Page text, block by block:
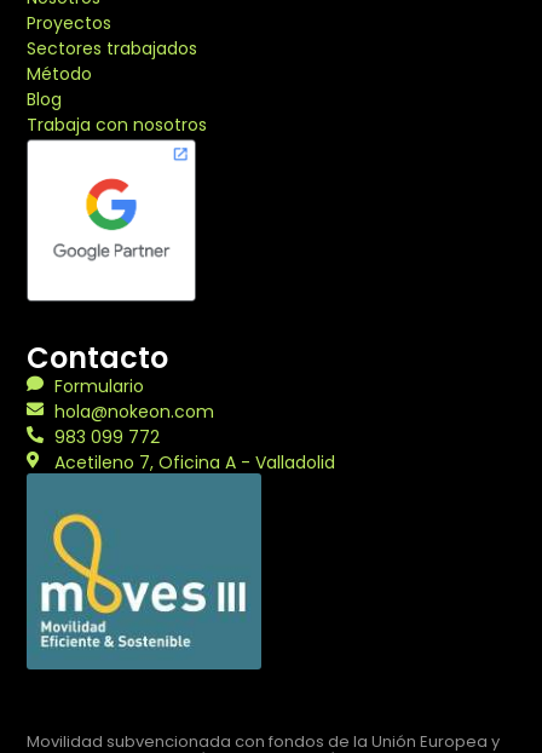
Proyectos
Sectores trabajados
Método
Blog
Trabaja con nosotros
Contacto
Formulario
hola@nokeon.com
983 099 772
Acetileno 7, Oficina A - Valladolid
Movilidad subvencionada con fondos de la Unión Europea y